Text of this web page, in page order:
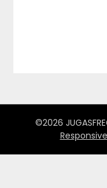
©2026